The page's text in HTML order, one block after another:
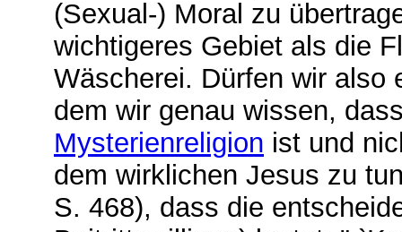
(Sexual-) Moral zu
wichtigeres Gebiet als die
Wäscherei. Dürfen wir also
dem wir genau wissen,
Mysterienreligion ist und
dem wirklichen Jesus zu
S. 468), dass die